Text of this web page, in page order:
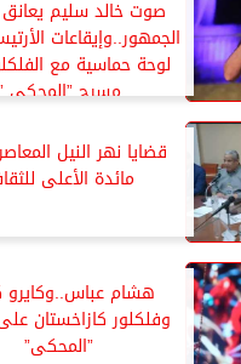
صوت خالد سليم
الجمهور..وإيقاعات
لوحة حماسية مع
مسرح ”المحكى
قضايا نهر النيل
مائدة الأعلى
هشام عباس..وكايرو
وفلكلور كازاخستان
”المحكى”